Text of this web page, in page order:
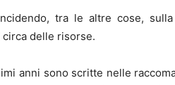
tra le altre cose,
delle risorse.
anni sono scritte nelle